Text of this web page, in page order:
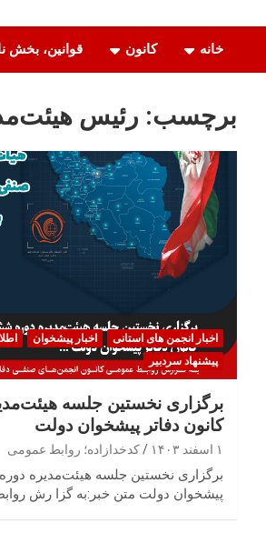
کانون دفاتر
خانه کانون قوانین، بخش
برچسب: رئیس
اخبار انجمن های استانی اخبار پیشخوان
پیشنهاد سردبیر
برگزاری نخستین جلسه
کانون دفاتر پیشخوان دولت
۱ اسفند ۱۴۰۳ کدخدازاده؛ روابط عمومی
برگزاری نخستین جلسه هیئت‌مدیره
پیشخوان دولت متن خبر:به گزا رش